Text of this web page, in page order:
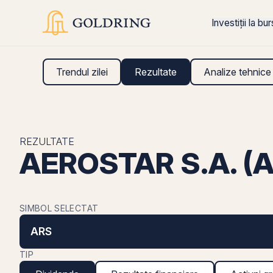
Investiții la
Trendul zilei Rezultate Analize tehnice
REZULTATE
AEROSTAR S.A.
SIMBOL SELECTAT
ARS
TIP